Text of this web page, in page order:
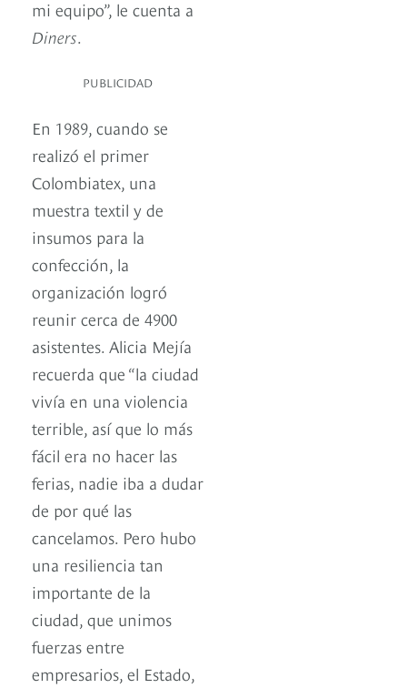
mi equipo”, le cuenta a
Diners.
PUBLICIDAD
En 1989, cuando se
realizó el primer
Colombiatex, una
muestra textil y de
insumos para la
confección, la
organización logró
reunir cerca de 4900
asistentes. Alicia Mejía
recuerda que “la ciudad
vivía en una violencia
terrible, así que lo más
fácil era no hacer las
ferias, nadie iba a dudar
de por qué las
cancelamos. Pero hubo
una resiliencia tan
importante de la
ciudad, que unimos
fuerzas entre
empresarios, el Estado,